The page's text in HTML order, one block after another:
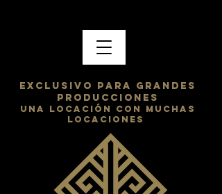
exclusivo para grandes
producciones
una locación con muchas
locaciones